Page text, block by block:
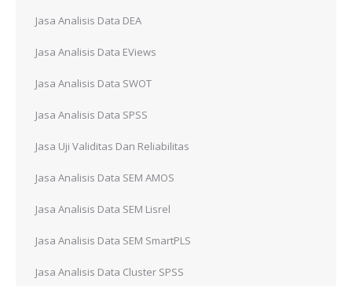
Jasa Analisis Data DEA
Jasa Analisis Data EViews
Jasa Analisis Data SWOT
Jasa Analisis Data SPSS
Jasa Uji Validitas Dan Reliabilitas
Jasa Analisis Data SEM AMOS
Jasa Analisis Data SEM Lisrel
Jasa Analisis Data SEM SmartPLS
Jasa Analisis Data Cluster SPSS